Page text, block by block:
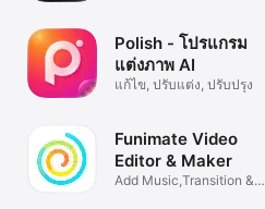
Polish - โปรแกรม
แต่งภาพ AI
แก้ไข, ปรับแต่ง, ปรับปรุง
Funimate Video
Editor & Maker
Add Music,Transition &